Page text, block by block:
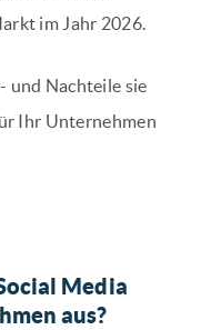
im Jahr 2026.
und Nachteile sie
Ihr Unternehmen
Media
aus?